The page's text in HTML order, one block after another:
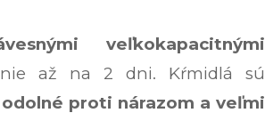
veľkokapacitnými
až na 2 dni. Kŕmidlá sú
proti nárazom a veľmi